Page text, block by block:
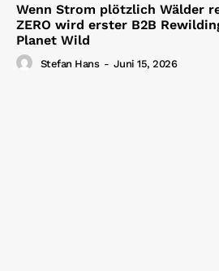
Wenn Strom plötzlich Wälder
ZERO wird erster B2B
Planet Wild
Stefan Hans - Juni 15, 2026